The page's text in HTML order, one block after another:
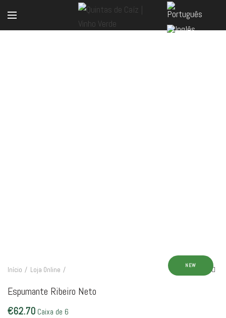
NEW
Início Loja Online
Espumante Ribeiro Neto
€62.70 Caixa de 6